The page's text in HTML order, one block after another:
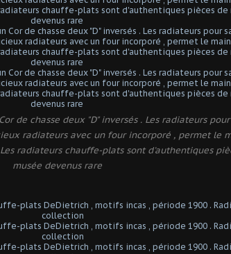
de chasse deux "D" inversés . Les radiateurs
radiateurs avec un four incorporé , permet le
radiateurs chauffe-plats sont d'authentiques
musée devenus rare